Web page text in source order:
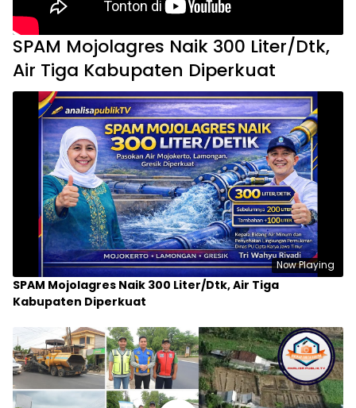
SPAM Mojolagres Naik 300 Liter/Dtk,
Air Tiga Kabupaten Diperkuat
Now Playing
SPAM Mojolagres Naik 300 Liter/Dtk, Air Tiga
Kabupaten Diperkuat